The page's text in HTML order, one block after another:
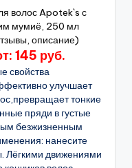
волос Apotek`s с
мумиё, 250 мл
описание)
145 руб.
свойства
улучшает
тонкие
пряди в густые
безжизненным
нанесите
Лёгкими движениями